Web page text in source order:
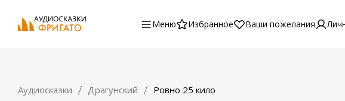
Меню Избранное Ваши пожелания
Аудиосказки Драгунский Ровно 25 кило